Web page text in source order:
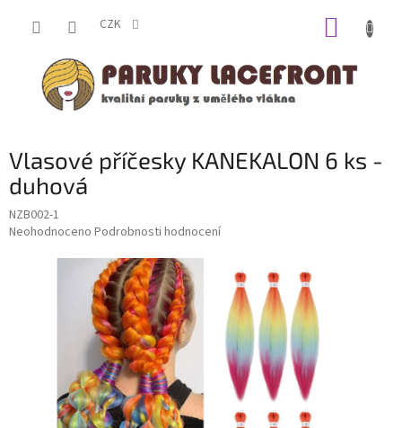
CZK
Vlasové příčesky KANEKALON 6 ks -
duhová
NZB002-1
Průměrné
Neohodnoceno Podrobnosti hodnocení